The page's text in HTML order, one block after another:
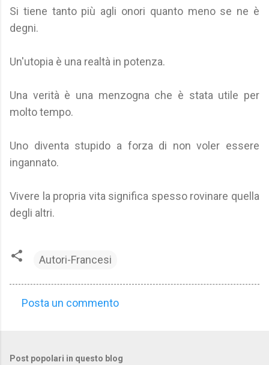
Si tiene tanto più agli onori quanto meno se ne è
degni.
Un'utopia è una realtà in potenza.
Una verità è una menzogna che è stata utile per
molto tempo.
Uno diventa stupido a forza di non voler essere
ingannato.
Vivere la propria vita significa spesso rovinare quella
degli altri.
Autori-Francesi
Posta un commento
Post popolari in questo blog